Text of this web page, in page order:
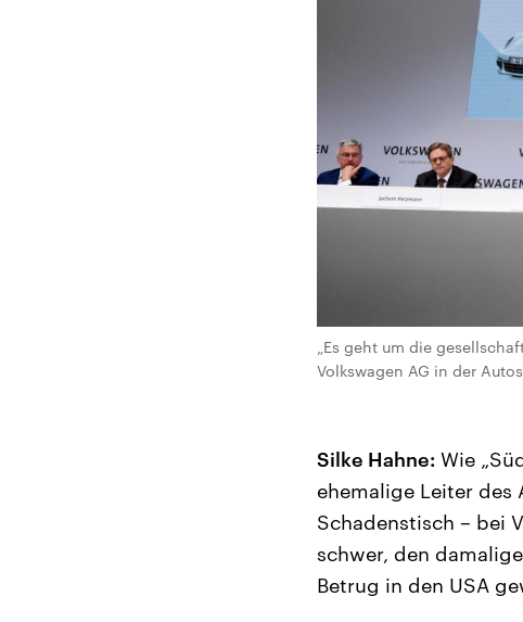
„Es geht um die
Volkswagen AG in der
Silke Hahne: Wie
ehemalige Leiter des
Schadenstisch – bei
schwer, den
Betrug in den USA